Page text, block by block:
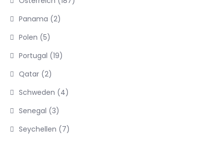
Panama (2)
Polen (5)
Portugal (19)
Qatar (2)
Schweden (4)
Senegal (3)
Seychellen (7)